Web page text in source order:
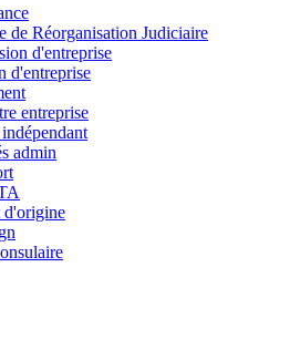
de Réorganisation Judiciaire
d'entreprise
d'entreprise
entreprise
admin
d'origine